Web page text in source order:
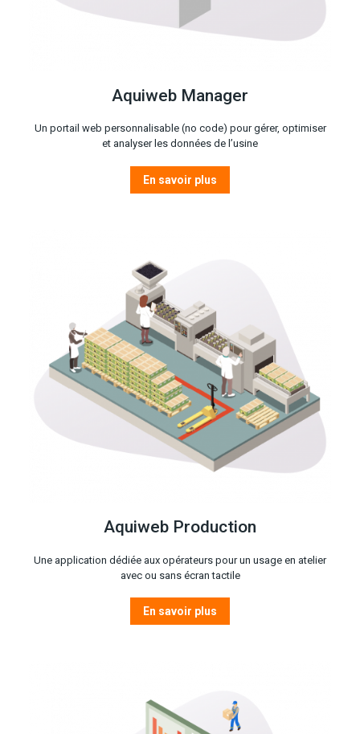
Aquiweb Manager
Un portail web personnalisable (no code) pour gérer, optimiser
et analyser les données de l’usine
En savoir plus
Aquiweb Production
Une application dédiée aux opérateurs pour un usage en atelier
avec ou sans écran tactile
En savoir plus